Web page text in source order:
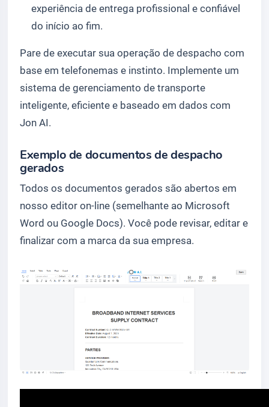
experiência de entrega profissional e confiável
do início ao fim.
Pare de executar sua operação de despacho com
base em telefonemas e instinto. Implemente um
sistema de gerenciamento de transporte
inteligente, eficiente e baseado em dados com
Jon AI.
Exemplo de documentos de despacho
gerados
Todos os documentos gerados são abertos em
nosso editor on-line (semelhante ao Microsoft
Word ou Google Docs). Você pode revisar, editar e
finalizar com a marca da sua empresa.